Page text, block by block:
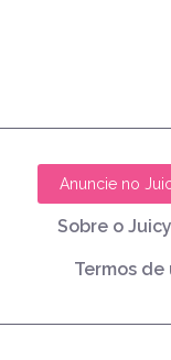
Anuncie no
Sobre o
Termos